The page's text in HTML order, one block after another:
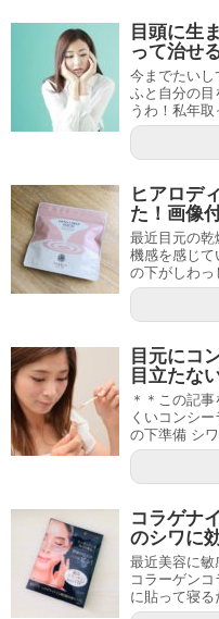
目頭に生
って治せ
今までたいし
ふと自分の目
うわ！私年取
ヒアロデ
た！画像
最近目元の
機感を感じて
の下がしわっ
目元にコ
目立たな
＊＊この記
くいコンシ
の下準備 シワ
コラゲナ
のシワに
最近美容に敏
コラーゲン
に貼って寝る